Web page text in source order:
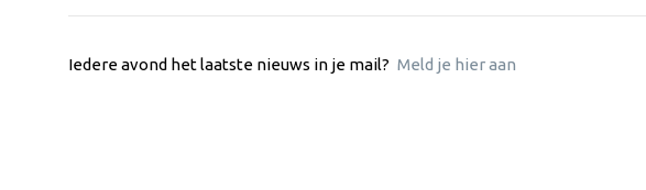
Iedere avond het laatste nieuws in je mail? Meld je hier aan